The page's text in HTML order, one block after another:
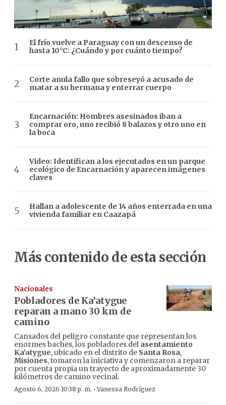
El frío vuelve a Paraguay con un descenso de
hasta 10°C: ¿Cuándo y por cuánto tiempo?
Corte anula fallo que sobreseyó a acusado de
matar a su hermana y enterrar cuerpo
Encarnación: Hombres asesinados iban a
comprar oro, uno recibió 8 balazos y otro uno en
la boca
Video: Identifican a los ejecutados en un parque
ecológico de Encarnación y aparecen imágenes
claves
Hallan a adolescente de 14 años enterrada en una
vivienda familiar en Caazapá
Más contenido de esta sección
Nacionales
Pobladores de Ka’atygue
reparan a mano 30 km de
camino
Cansados del peligro constante que representan los
enormes baches, los pobladores del asentamiento
Ka’atygue, ubicado en el distrito de Santa Rosa,
Misiones, tomaron la iniciativa y comenzaron a reparar
por cuenta propia un trayecto de aproximadamente 30
kilómetros de camino vecinal.
Agosto 6, 2026 10:38 p. m. ·Vanessa Rodríguez